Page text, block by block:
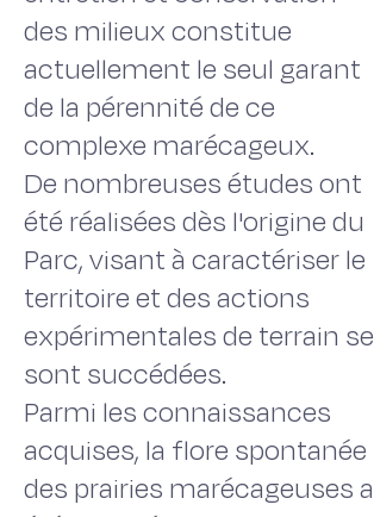
des milieux constitue
actuellement le seul garant
de la pérennité de ce
complexe marécageux.
De nombreuses études ont
été réalisées dès l'origine du
Parc, visant à caractériser le
territoire et des actions
expérimentales de terrain se
sont succédées.
Parmi les connaissances
acquises, la flore spontanée
des prairies marécageuses a